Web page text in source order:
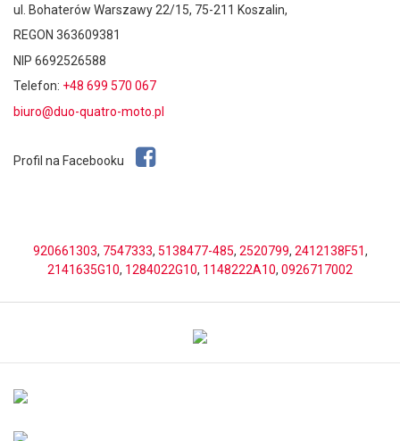
ul. Bohaterów Warszawy 22/15, 75-211 Koszalin,
REGON 363609381
NIP 6692526588
Telefon: +48 699 570 067
biuro@duo-quatro-moto.pl
Profil na Facebooku
920661303, 7547333, 5138477-485, 2520799, 2412138F51,
2141635G10, 1284022G10, 1148222A10, 0926717002